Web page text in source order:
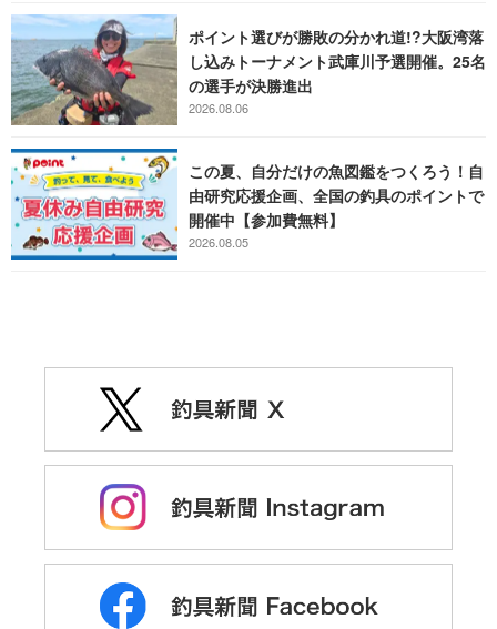
ポイント選びが勝敗の分かれ道!?大阪湾落
し込みトーナメント武庫川予選開催。25名
の選手が決勝進出
2026.08.06
この夏、自分だけの魚図鑑をつくろう！自
由研究応援企画、全国の釣具のポイントで
開催中【参加費無料】
2026.08.05